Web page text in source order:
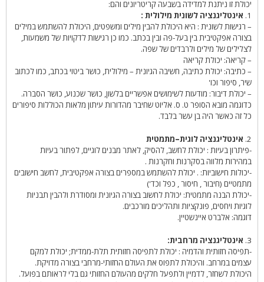
יכולת זו ניתנת למדידה בשבעה קריטריונים והם:
1. אינטליגנציה לשונית מילולית :
– רגישות לשונית : היא היכולת להבין מילים ומשפטים, היכולת להשתמש במילים
בצורה אפקטיבית בין בעל-פה ובין בכתב. כמו כן רגישות לדקויות של משמעות,
לצלילים של מילים ולרבדים של שפה.
– קריאה: יכולת קריאה
– כתיבה: יכולת כתיבה, חשיבה הגיונית – מילולית, כושר ביטוי בכתב, כמו לכתוב
שיר, סיפור וכו'
– יכולת דיבור: מודעות לשימושים אפשריים בלשון, כושר שכנוע, כושר הסברה.
כדוגמה מובא הסופר ט. ס. אליוט שחיבר מהדורות עיתון מלאות הכוללות סיפורים
כל זה כאשר היה בן עשר בלבד.
2. אינטליגנציה לוגית–מתמטית
-פיתרון בעיות : יכולת לחשב, להסיק, לאתר מבנים לוגיים, לפתור בעיות
במהירות מלווה בסקרנות וחקרנות .
-יכולות חישוביות: . יכולת להשתמש במספרים בצורה אפקטיבית, לחשב חישובים
מתמטיים (חיבור , חיסור , כפל וכד')
-יכולת הבנה מתמטית: יכולת לחשוב בצורה הגיונית ומסודרת ולהבין תבניות
לוגיות ויחסים, פונקציות ותהליכים מורכבים.
דוגמה: אלברט איינשטיין.
3. אינטליגנציה מרחבית:
-תפיסה חזותית והדמיה : יכולת לתפיסה חזותית תלת-ממדית; יכולת למקם
עצמים במרחב. והיכולת לתפוס את העולם החזותי-מרחבי בצורה מדויקת.
היכולת לשחזר, לדמיין ולתפעל חלקים מהעולם החזותי גם בלי לראותם בפועל.